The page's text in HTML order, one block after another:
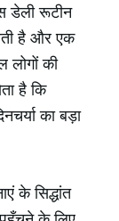
डेली रूटीन
है और एक
लोगों की
है कि
का बड़ा
के सिद्धांत